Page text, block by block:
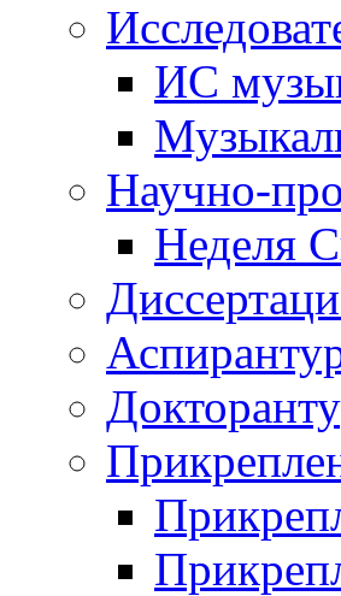
ИС
Научно-
Неделя